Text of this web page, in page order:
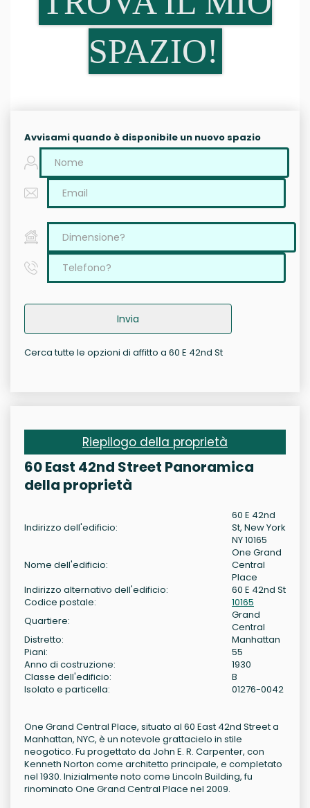
SPAZIO!
Avvisami quando è disponibile un nuovo spazio
Invia
Cerca tutte le opzioni di affitto a 60 E 42nd St
Riepilogo della proprietà
60 East 42nd Street Panoramica
della proprietà
Indirizzo dell'edificio:
60 E 42nd
St, New York
NY 10165
Nome dell'edificio:
One Grand
Central
Place
Indirizzo alternativo dell'edificio:
60 E 42nd St
Codice postale:
10165
Quartiere:
Grand
Central
Distretto:
Manhattan
Piani:
55
Anno di costruzione:
1930
Classe dell'edificio:
B
Isolato e particella:
01276-0042
One Grand Central Place, situato al 60 East 42nd Street a
Manhattan, NYC, è un notevole grattacielo in stile
neogotico. Fu progettato da John E. R. Carpenter, con
Kenneth Norton come architetto principale, e completato
nel 1930. Inizialmente noto come Lincoln Building, fu
rinominato One Grand Central Place nel 2009.